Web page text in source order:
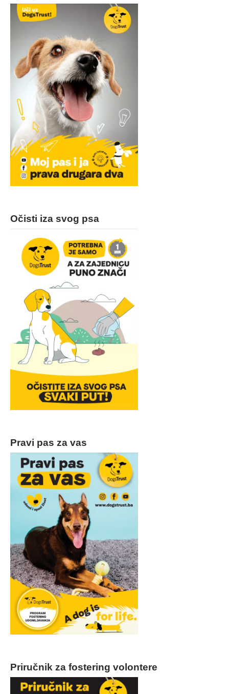
Očisti iza svog psa
Pravi pas za vas
Priručnik za fostering volontere